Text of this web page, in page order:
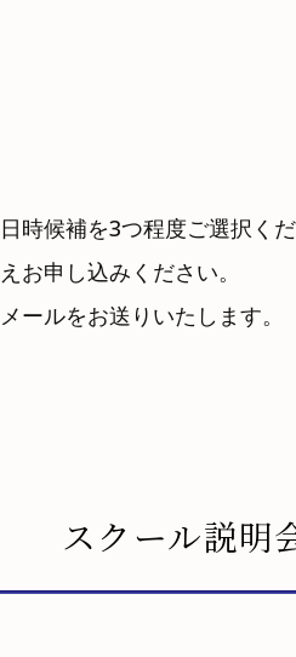
時候補を3つ程度ご選択くだ
お申し込みください。
ールをお送りいたします。
スクール説明